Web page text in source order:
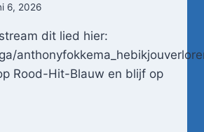
6, 2026
dit lied hier:
Rood-Hit-Blauw en blijf op